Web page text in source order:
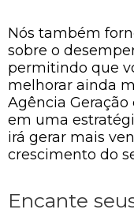
Nós também
sobre o
permitindo que
melhorar ainda
Agência
em uma
irá gerar mais
crescimento do
Encante